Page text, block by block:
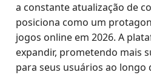
a constante atualização de
posiciona como um
jogos online em 2026. A
expandir, prometendo mais
para seus usuários ao longo